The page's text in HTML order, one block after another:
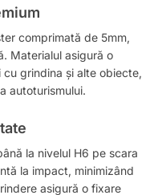
comprimată de 5mm,
Materialul asigură o
grindina și alte obiecte,
autoturismului.
la nivelul H6 pe scara
la impact, minimizând
asigură o fixare